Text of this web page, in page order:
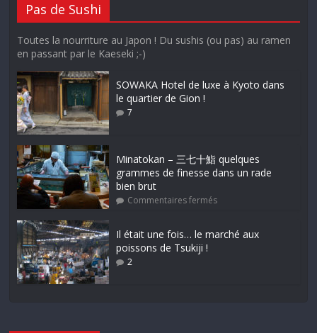
Pas de Sushi
Toutes la nourriture au Japon ! Du sushis (ou pas) au ramen
en passant par le Kaeseki ;-)
SOWAKA Hotel de luxe à Kyoto dans
le quartier de Gion !
7
Minatokan – 三七十鮨 quelques
grammes de finesse dans un rade
bien brut
Commentaires fermés
Il était une fois… le marché aux
poissons de Tsukiji !
2